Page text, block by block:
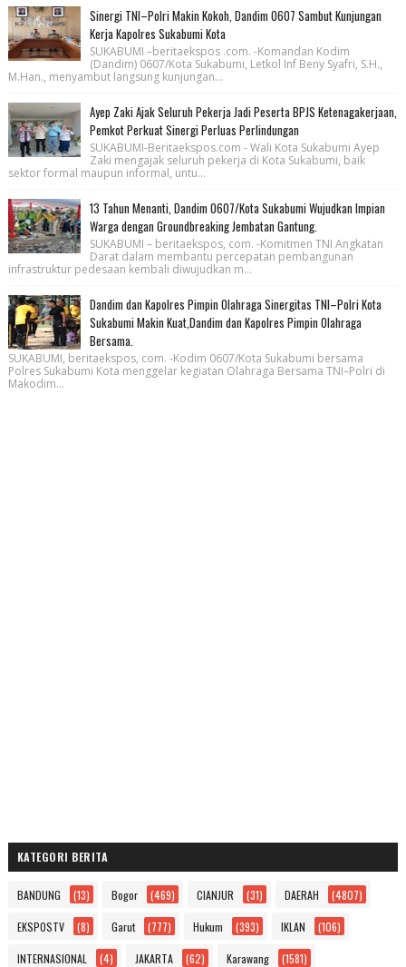
Sinergi TNI–Polri Makin Kokoh, Dandim 0607 Sambut Kunjungan
Kerja Kapolres Sukabumi Kota
SUKABUMI –beritaekspos .com. -Komandan Kodim
(Dandim) 0607/Kota Sukabumi, Letkol Inf Beny Syafri, S.H.,
M.Han., menyambut langsung kunjungan...
Ayep Zaki Ajak Seluruh Pekerja Jadi Peserta BPJS Ketenagakerjaan,
Pemkot Perkuat Sinergi Perluas Perlindungan
SUKABUMI-Beritaekspos.com - Wali Kota Sukabumi Ayep
Zaki mengajak seluruh pekerja di Kota Sukabumi, baik
sektor formal maupun informal, untu...
13 Tahun Menanti, Dandim 0607/Kota Sukabumi Wujudkan Impian
Warga dengan Groundbreaking Jembatan Gantung.
SUKABUMI – beritaekspos, com. -Komitmen TNI Angkatan
Darat dalam membantu percepatan pembangunan
infrastruktur pedesaan kembali diwujudkan m...
Dandim dan Kapolres Pimpin Olahraga Sinergitas TNI–Polri Kota
Sukabumi Makin Kuat,Dandim dan Kapolres Pimpin Olahraga
Bersama.
SUKABUMI, beritaekspos, com. -Kodim 0607/Kota Sukabumi bersama
Polres Sukabumi Kota menggelar kegiatan Olahraga Bersama TNI–Polri di
Makodim...
KATEGORI BERITA
BANDUNG (13) Bogor (469) CIANJUR (31) DAERAH (4807)
EKSPOSTV (8) Garut (777) Hukum (393) IKLAN (106)
INTERNASIONAL (4) JAKARTA (62) Karawang (1581)